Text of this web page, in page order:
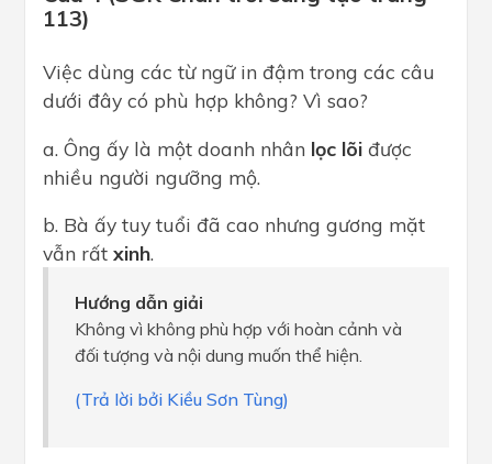
113)
Việc dùng các từ ngữ in đậm trong các câu
dưới đây có phù hợp không? Vì sao?
a. Ông ấy là một doanh nhân lọc lõi được
nhiều người ngưỡng mộ.
b. Bà ấy tuy tuổi đã cao nhưng gương mặt
vẫn rất xinh.
Hướng dẫn giải
Không vì không phù hợp với hoàn cảnh và
đối tượng và nội dung muốn thể hiện.
(Trả lời bởi Kiều Sơn Tùng)